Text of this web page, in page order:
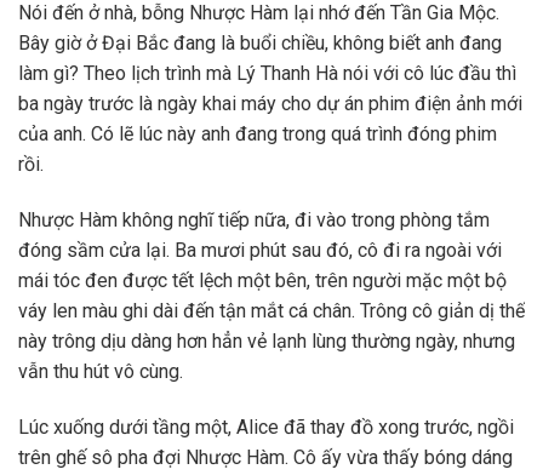
Nói đến ở nhà, bỗng Nhược Hàm lại nhớ đến Tần Gia Mộc.
Bây giờ ở Đại Bắc đang là buổi chiều, không biết anh đang
làm gì? Theo lịch trình mà Lý Thanh Hà nói với cô lúc đầu thì
ba ngày trước là ngày khai máy cho dự án phim điện ảnh mới
của anh. Có lẽ lúc này anh đang trong quá trình đóng phim
rồi.
Nhược Hàm không nghĩ tiếp nữa, đi vào trong phòng tắm
đóng sầm cửa lại. Ba mươi phút sau đó, cô đi ra ngoài với
mái tóc đen được tết lệch một bên, trên người mặc một bộ
váy len màu ghi dài đến tận mắt cá chân. Trông cô giản dị thế
này trông dịu dàng hơn hẳn vẻ lạnh lùng thường ngày, nhưng
vẫn thu hút vô cùng.
Lúc xuống dưới tầng một, Alice đã thay đồ xong trước, ngồi
trên ghế sô pha đợi Nhược Hàm. Cô ấy vừa thấy bóng dáng